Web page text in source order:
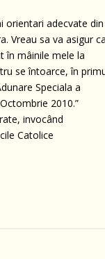
orientari adecvate din
Vreau sa va asigur
în mâinile mele la
se întoarce, în
Speciala a
2010.”
invocând
Catolice